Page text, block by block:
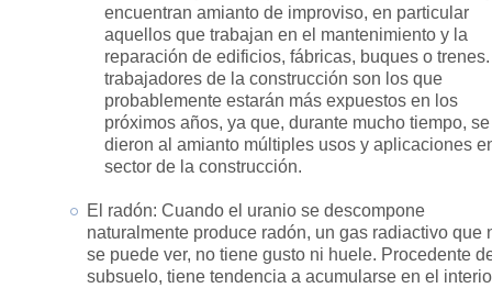
encuentran amianto de improviso, en particular
aquellos que trabajan en el mantenimiento y la
reparación de edificios, fábricas, buques o
trabajadores de la construcción son los que
probablemente estarán más expuestos en los
próximos años, ya que, durante mucho tiempo, se
dieron al amianto múltiples usos y aplicaciones
sector de la construcción.
El radón: Cuando el uranio se descompone
naturalmente produce radón, un gas radiactivo que
se puede ver, no tiene gusto ni huele. Procedente
subsuelo, tiene tendencia a acumularse en el